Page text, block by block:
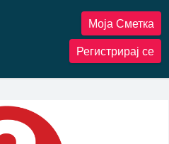
Моја Сметка
Регистрирај се